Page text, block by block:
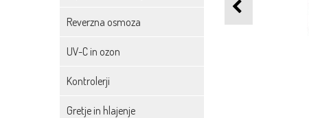
Reverzna osmoza
UV-C in ozon
Kontrolerji
Gretje in hlajenje